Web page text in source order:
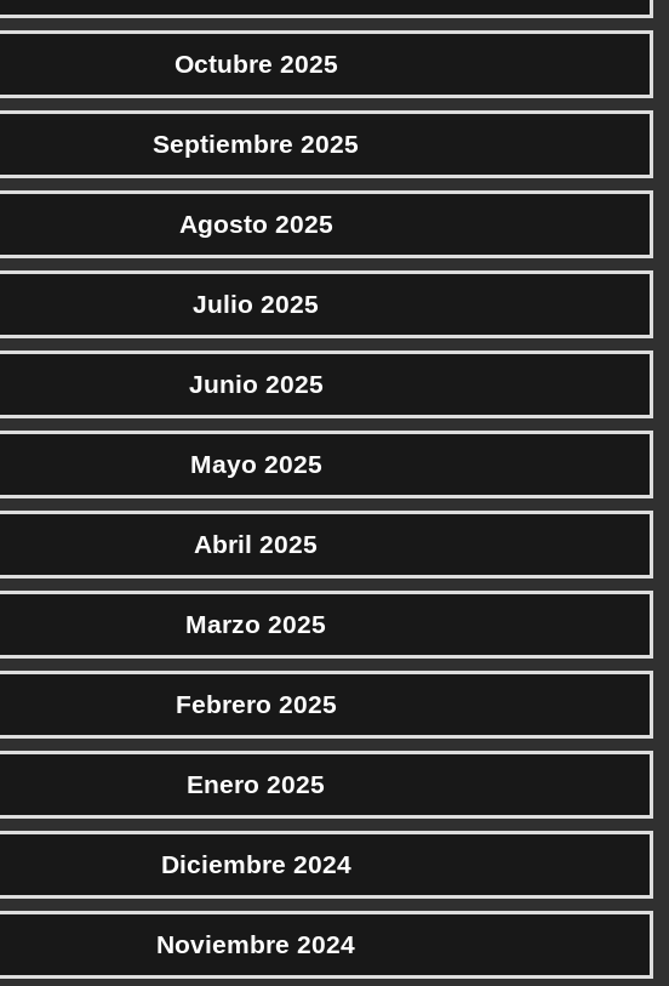
Octubre 2025
Septiembre 2025
Agosto 2025
Julio 2025
Junio 2025
Mayo 2025
Abril 2025
Marzo 2025
Febrero 2025
Enero 2025
Diciembre 2024
Noviembre 2024